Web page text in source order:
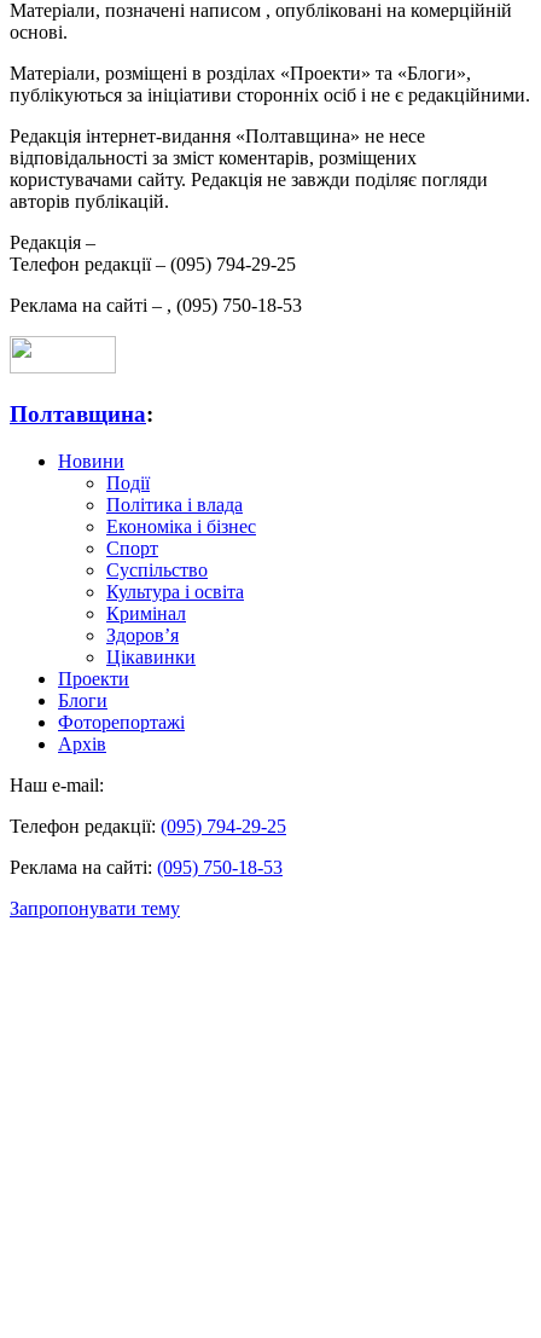
Матеріали, позначені написом , опубліковані на комерційній
основі.
Матеріали, розміщені в розділах «Проекти» та «Блоги»,
публікуються за ініціативи сторонніх осіб і не є редакційними.
Редакція інтернет-видання «Полтавщина» не несе
відповідальності за зміст коментарів, розміщених
користувачами сайту. Редакція не завжди поділяє погляди
авторів публікацій.
Редакція –
Телефон редакції – (095) 794-29-25
Реклама на сайті – , (095) 750-18-53
Полтавщина:
Новини
Події
Політика і влада
Економіка і бізнес
Спорт
Суспільство
Культура і освіта
Кримінал
Здоров’я
Цікавинки
Проекти
Блоги
Фоторепортажі
Архів
Наш e-mail:
Телефон редакції: (095) 794-29-25
Реклама на сайті: (095) 750-18-53
Запропонувати тему